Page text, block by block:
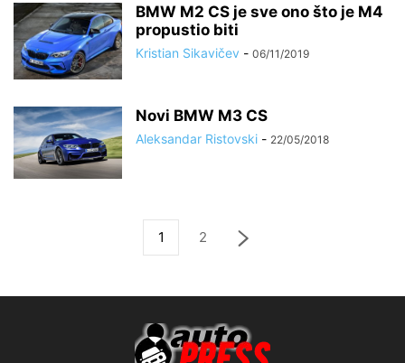
BMW M2 CS je sve ono što je M4
propustio biti
Kristian Sikavičev - 06/11/2019
Novi BMW M3 CS
Aleksandar Ristovski - 22/05/2018
1 2